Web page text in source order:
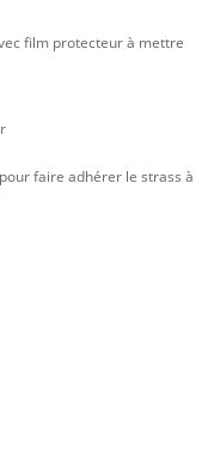
film protecteur à mettre
faire adhérer le strass à